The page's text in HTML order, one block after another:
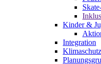
Kinder &
Integration